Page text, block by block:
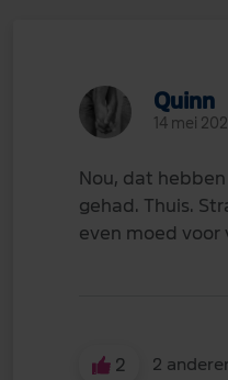
Quinn
14 mei
Nou, dat
gehad. Thuis.
even moed voor
2 2